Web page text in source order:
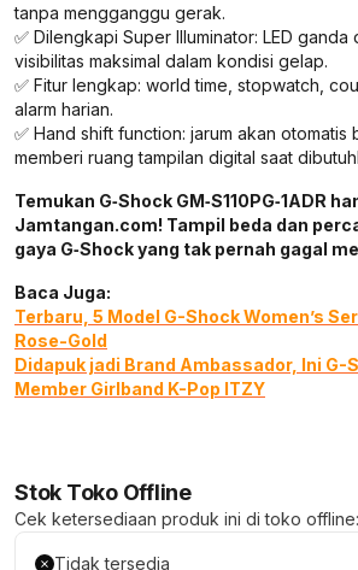
tanpa mengganggu gerak.
✅ Dilengkapi Super Illuminator: LED
visibilitas maksimal dalam kondisi gelap.
✅ Fitur lengkap: world time, stopwatch,
alarm harian.
✅ Hand shift function: jarum akan otomatis
memberi ruang tampilan digital saat
Temukan G‑Shock GM‑S110PG‑1ADR
Jamtangan.com! Tampil beda dan
gaya G‑Shock yang tak pernah gagal
Baca Juga:
Terbaru, 5 Model G-Shock Women’s
Rose-Gold
Didapuk jadi Brand Ambassador, Ini G-
Member Girlband K-Pop ITZY
Stok Toko Offline
Cek ketersediaan produk ini di toko offline:
Tidak tersedia